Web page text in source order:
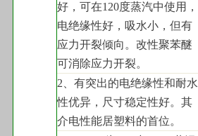
好，可在120度蒸汽中使用，
电绝缘性好，吸水小，但有
应力开裂倾向。改性聚苯醚
可消除应力开裂。
2 、有突出的电绝缘性和耐水
性优异，尺寸稳定性好。其
介电性能居塑料的首位。